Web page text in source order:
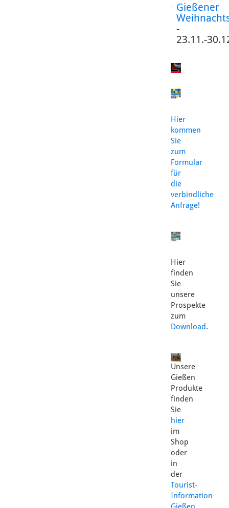
Gießener
-
23.11.-
Hier
kommen
Sie
zum
Formular
für
die
verbindliche
Anfrage!
Hier
finden
Sie
unsere
Prospekte
zum
Download.
Unsere
Gießen
Produkte
finden
Sie
hier
im
Shop
oder
in
der
Tourist-
Information